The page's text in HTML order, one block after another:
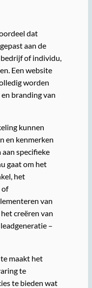
dat
aan de
of individu,
Een website
worden
branding van
kunnen
en kenmerken
specifieke
gaat om het
het
of
van
creëren van
–
maakt het
te
te bieden wat